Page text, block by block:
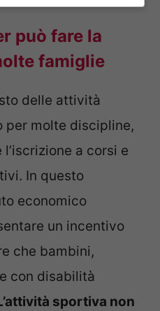
può fare la
famiglie
delle attività
per molte discipline,
a corsi e
In questo
economico
un incentivo
che bambini,
con disabilità
sportiva non